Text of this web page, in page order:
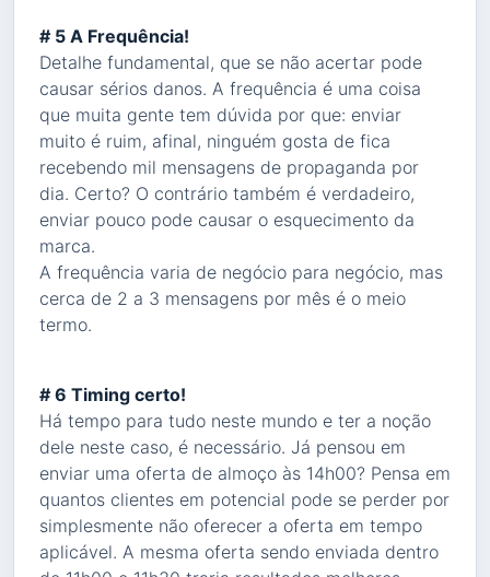
# 5 A Frequência!
Detalhe fundamental, que se não acertar pode
causar sérios danos. A frequência é uma coisa
que muita gente tem dúvida por que: enviar
muito é ruim, afinal, ninguém gosta de fica
recebendo mil mensagens de propaganda por
dia. Certo? O contrário também é verdadeiro,
enviar pouco pode causar o esquecimento da
marca.
A frequência varia de negócio para negócio, mas
cerca de 2 a 3 mensagens por mês é o meio
termo.
# 6 Timing certo!
Há tempo para tudo neste mundo e ter a noção
dele neste caso, é necessário. Já pensou em
enviar uma oferta de almoço às 14h00? Pensa em
quantos clientes em potencial pode se perder por
simplesmente não oferecer a oferta em tempo
aplicável. A mesma oferta sendo enviada dentro